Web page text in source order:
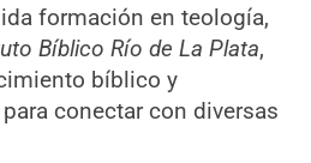
formación en teología,
Bíblico Río de La Plata,
bíblico y
conectar con diversas